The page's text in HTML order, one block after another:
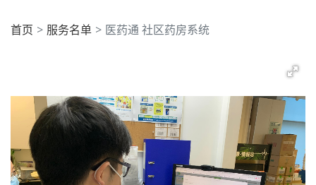
首页 服务名单 医药通 社区药房系统